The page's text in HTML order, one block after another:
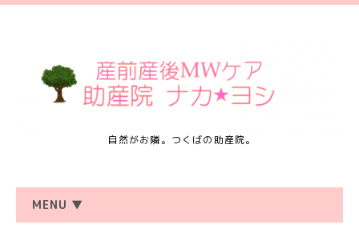
自然がお隣。つくばの助産院。
MENU ▼